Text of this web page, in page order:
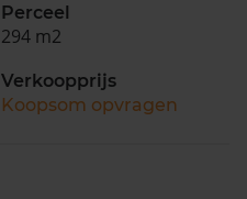
Perceel
294 m2
Verkoopprijs
Koopsom opvragen